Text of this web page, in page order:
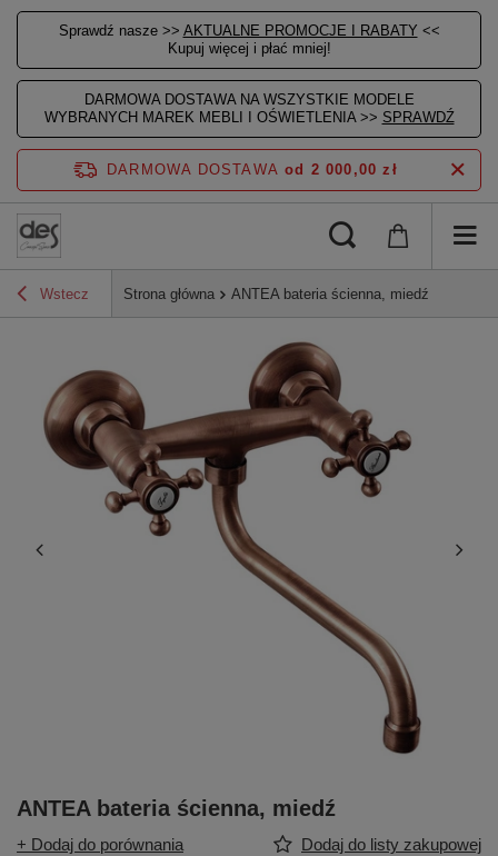
Sprawdź nasze >> AKTUALNE PROMOCJE I RABATY <<
Kupuj więcej i płać mniej!
DARMOWA DOSTAWA NA WSZYSTKIE MODELE
WYBRANYCH MAREK MEBLI I OŚWIETLENIA >> SPRAWDŹ
DARMOWA DOSTAWA od 2 000,00 zł
Wstecz Strona główna ANTEA bateria ścienna, miedź
ANTEA bateria ścienna, miedź
+ Dodaj do porównania Dodaj do listy zakupowej